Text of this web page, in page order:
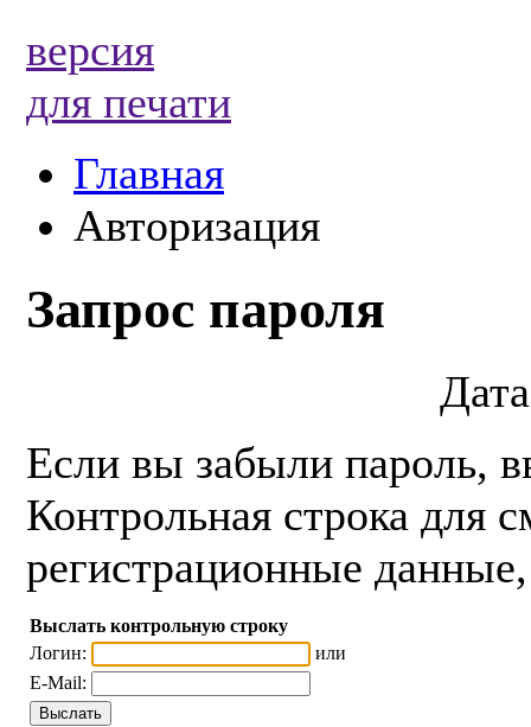
версия
для печати
Главная
Авторизация
Запрос пароля
Если вы забыли пароль,
Контрольная строка для
регистрационные
Выслать контрольную строку
Логин:
или
E-Mail: